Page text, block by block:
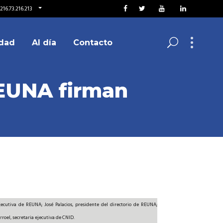
Al día Contacto
firman
de REUNA; José Palacios, presidente del directorio de REUNA;
secretaria ejecutiva de CNID.